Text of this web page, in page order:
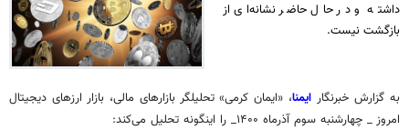
داشته و در حال حاضر نشانه‌ای از
بازگشت نیست.
به گزارش خبرنگار ایمنا، «ایمان کرمی» تحلیلگر بازارهای مالی، بازار ارزهای دیجیتال
امروز _ چهارشنبه سوم آذرماه ۱۴۰۰_ را اینگونه تحلیل می‌کند: